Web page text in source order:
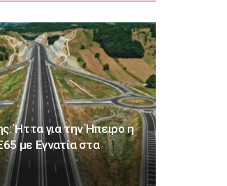
Ήττα για την Ήπειρο η
με Εγνατία στα